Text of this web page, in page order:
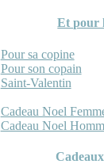
Et pour
Pour sa copine
Pour son copain
Saint-Valentin
Cadeau Noel
Cadeau Noel